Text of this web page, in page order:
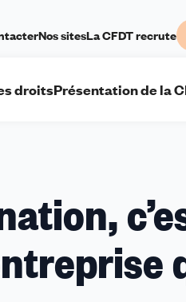
Nos sitesLa CFDT recrute
droitsPrésentation de la